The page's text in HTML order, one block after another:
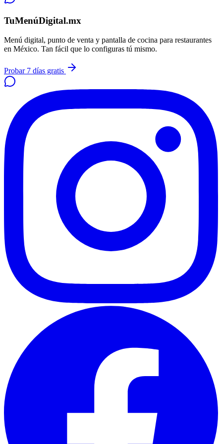
TuMenúDigital.mx
Menú digital, punto de venta y pantalla de cocina para restaurantes
en México. Tan fácil que lo configuras tú mismo.
Probar 7 días gratis